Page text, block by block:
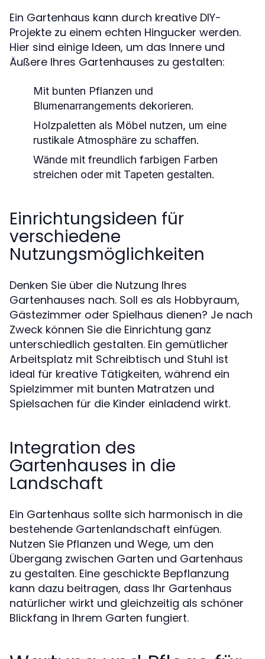
Ein Gartenhaus kann durch kreative DIY-
Projekte zu einem echten Hingucker werden.
Hier sind einige Ideen, um das Innere und
Äußere Ihres Gartenhauses zu gestalten:
Mit bunten Pflanzen und
Blumenarrangements dekorieren.
Holzpaletten als Möbel nutzen, um eine
rustikale Atmosphäre zu schaffen.
Wände mit freundlich farbigen Farben
streichen oder mit Tapeten gestalten.
Einrichtungsideen für
verschiedene
Nutzungsmöglichkeiten
Denken Sie über die Nutzung Ihres
Gartenhauses nach. Soll es als Hobbyraum,
Gästezimmer oder Spielhaus dienen? Je nach
Zweck können Sie die Einrichtung ganz
unterschiedlich gestalten. Ein gemütlicher
Arbeitsplatz mit Schreibtisch und Stuhl ist
ideal für kreative Tätigkeiten, während ein
Spielzimmer mit bunten Matratzen und
Spielsachen für die Kinder einladend wirkt.
Integration des
Gartenhauses in die
Landschaft
Ein Gartenhaus sollte sich harmonisch in die
bestehende Gartenlandschaft einfügen.
Nutzen Sie Pflanzen und Wege, um den
Übergang zwischen Garten und Gartenhaus
zu gestalten. Eine geschickte Bepflanzung
kann dazu beitragen, dass Ihr Gartenhaus
natürlicher wirkt und gleichzeitig als schöner
Blickfang in Ihrem Garten fungiert.